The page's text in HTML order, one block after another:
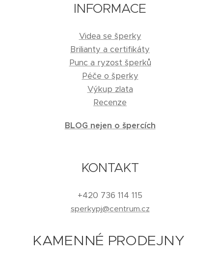
INFORMACE
Videa se šperky
Brilianty a certifikáty
Punc a ryzost šperků
Péče o šperky
Výkup zlata
Recenze
BLOG nejen o špercích
KONTAKT
+420 736 114 115
sperkypj@centrum.cz
KAMENNÉ PRODEJNY